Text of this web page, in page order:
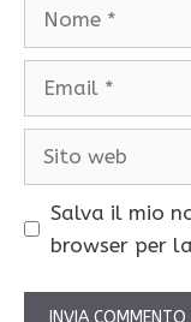
Salva il mio
browser per